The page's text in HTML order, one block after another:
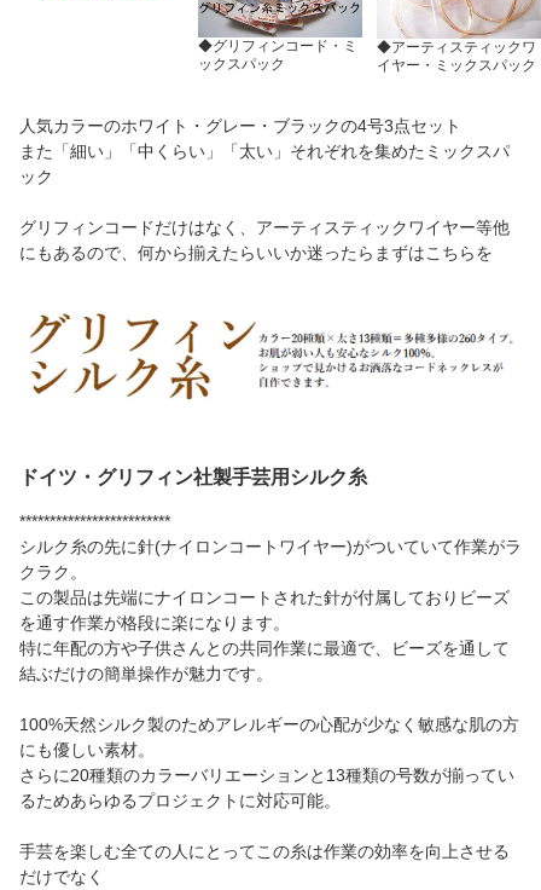
◆グリフィンコード・ミ
ックスパック
◆アーティスティックワ
イヤー・ミックスパック
人気カラーのホワイト・グレー・ブラックの4号3点セット
また「細い」「中くらい」「太い」それぞれを集めたミックスパ
ック
グリフィンコードだけはなく、アーティスティックワイヤー等他
にもあるので、何から揃えたらいいか迷ったらまずはこちらを
ドイツ・グリフィン社製手芸用シルク糸
*************************
シルク糸の先に針(ナイロンコートワイヤー)がついていて作業がラ
クラク。
この製品は先端にナイロンコートされた針が付属しておりビーズ
を通す作業が格段に楽になります。
特に年配の方や子供さんとの共同作業に最適で、ビーズを通して
結ぶだけの簡単操作が魅力です。
100%天然シルク製のためアレルギーの心配が少なく敏感な肌の方
にも優しい素材。
さらに20種類のカラーバリエーションと13種類の号数が揃ってい
るためあらゆるプロジェクトに対応可能。
手芸を楽しむ全ての人にとってこの糸は作業の効率を向上させる
だけでなく